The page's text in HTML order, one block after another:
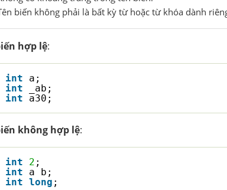
biến không phải là bất kỳ từ hoặc từ khóa dành
hợp lệ:
int
a;
int
_ab;
int
a30;
không hợp lệ:
int 2 ;
int
a b;
int long ;